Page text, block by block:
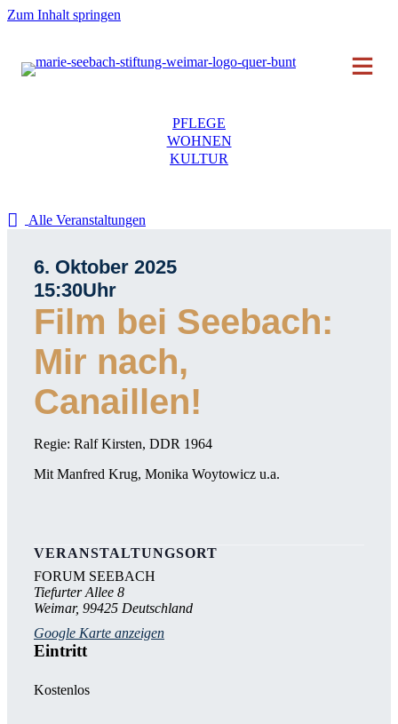
Zum Inhalt springen
PFLEGE
WOHNEN
KULTUR
Alle Veranstaltungen
6. Oktober 2025
15:30Uhr
Film bei Seebach:
Mir nach,
Canaillen!
Regie: Ralf Kirsten, DDR 1964
Mit Manfred Krug, Monika Woytowicz u.a.
VERANSTALTUNGSORT
FORUM SEEBACH
Tiefurter Allee 8
Weimar, 99425 Deutschland
Google Karte anzeigen
Eintritt
Kostenlos